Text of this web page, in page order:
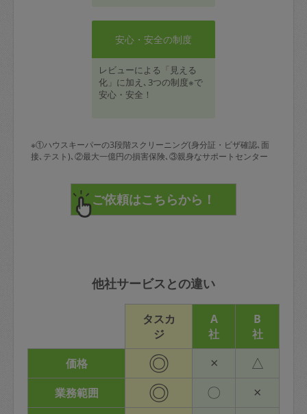
安心・安全の制度
レビューによる「見える
化」に加え､3つの制度※で
安心・安全！
※①ハウスキーパーの3段階スクリーニング(身分証・ビザ確認､面
接､テスト)､②最大一億円の損害保険､③親身なサポートセンター
他社サービスとの違い
タスカ
ジ
A
社
B
社
価格
◎ × △
業務範囲 ◎ 〇 ×